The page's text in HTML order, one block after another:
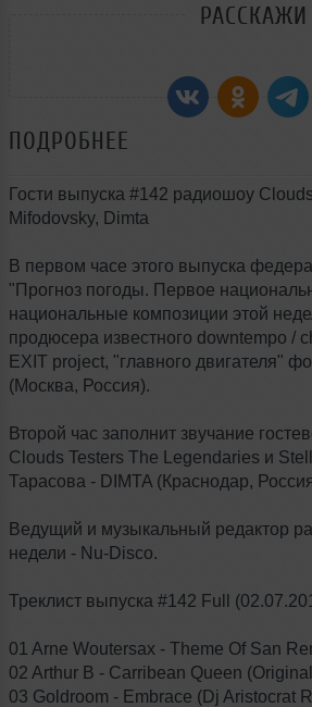
ПОДРОБНЕЕ
Гости выпуска #142 радиошоу
Mifodovsky, Dimta
В первом часе этого выпуска
"Прогноз погоды. Первое
национальные композиции этой
продюсера известного downtempo /
EXIT project, "главного двигателя"
(Москва, Россия).
Второй час заполнит звучание
Clouds Testers The Legendaries и
Тарасова - DIMTA (Краснодар,
Ведущий и музыкальный редактор
недели - Nu-Disco.
Треклист выпуска #142 Full
01 Arne Woutersax - Theme Of San
02 Arthur B - Carribean Queen
03 Goldroom - Embrace (Dj Aristocrat